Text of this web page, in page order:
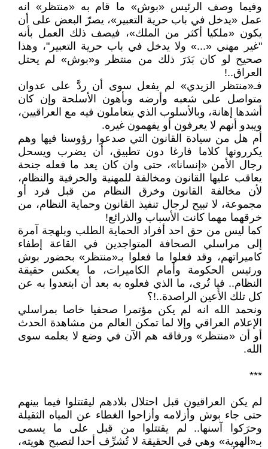
وفيما وصف الرئيس «بوش» ما قام به «منتظر» انه
عمل «يدخل في باب حرية التعبير»، يصرّ البعض على أن
يكون «ملكيا أكثر من الملك»، فيصف ذلك العمل بأنه
"غير مهني «...» ولا يدخل في باب حرية التعبير"، وهذا
صحيح لو كان بَدَرَ ذلك من منتظر و«بوش» لم يحتل
العراق..!
فـ«منتظر الزيدي» لم يفعل سوى أن ردَّ على عدوان
متواصل على شعبه وأرضه وبأهون الأسلحة وإن كان
أشدها إهانة، وبالأسلوب الذي يتعاملون فيه مع العراقيين،
ويبدو أنهم لا يعرفون أو يفهمون غيره.
أم هل من سيادة القانون التي صدعوا رؤوسنا فيها وهم
يكررونها كلاما فارغا دون تطبيق، أن يضرب ويسحل
رجال الأمن «إنسانا»، حتى وان كان يعد ما فعله جنحة
يعاقب عليها القانون ومخالفة للمهنية والحرفية والنظام،
لأن مخالفة القانون وخرق النظام من قبل فرد أو
مجموعة، لا تبيح لرجال تنفيذ القانون وحماية النظام، من
خرقهما مهما كانت الأسباب والذرائع!
كما ليس من حق احد أفراد الحماية الطلب وبلهجة آمرة
إلى مراسلي الصحافة المتواجدين في القاعة إطفاء
كاميراتهم، وقد فعلوا ما فعلوا بـ«منتظر» بحضور بوش
ورئيس الحكومة وأمام الكاميرات، ما يعكس حقيقة
النظام.. فيا تُرى، ما الذي فعلوه به بعد أن ابتعدوا به عن
كل تلك الأعين الراصدة..!؟
ونحمد الله انه لم يكن مؤتمرا صحفيا خاصا بمراسلي
الإعلام العراقي وإلا لما تمكن العالم من مشاهدة الحدث
أو أن «منتظر» ورفاقه هم الآن في وضع لا يعلمه سوى
الله.
***
لم يكن العراقيون قبل احتلال بلادهم ليقتتلوا فيما بينهم
حتى جاء بوش وأزلامه وأزاحوا الغطاء عن المياه الثقيلة
وحرَكوا آسنها.. لم يقتتلوا من قبل على ما يسمى
بـ«الهوية» وهي في الحقيقة لا تُشرِّف أحدا لتصبح هويته،